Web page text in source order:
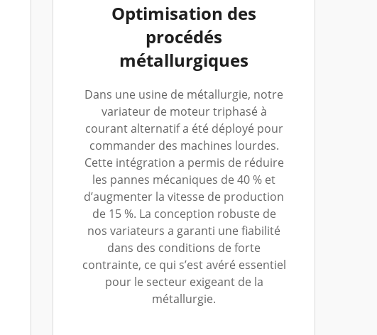
Optimisation des
procédés
métallurgiques
Dans une usine de métallurgie, notre
variateur de moteur triphasé à
courant alternatif a été déployé pour
commander des machines lourdes.
Cette intégration a permis de réduire
les pannes mécaniques de 40 % et
d’augmenter la vitesse de production
de 15 %. La conception robuste de
nos variateurs a garanti une fiabilité
dans des conditions de forte
contrainte, ce qui s’est avéré essentiel
pour le secteur exigeant de la
métallurgie.